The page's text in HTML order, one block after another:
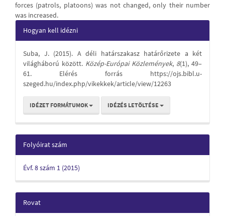
forces (patrols, platoons) was not changed, only their number
was increased.
Article
Details
Hogyan kell idézni
Suba, J. (2015). A déli határszakasz határőrizete a két
világháború között. Közép-Európai Közlemények, 8(1), 49–
61. Elérés forrás https://ojs.bibl.u-
szeged.hu/index.php/vikekkek/article/view/12263
IDÉZET FORMÁTUMOK IDÉZÉS LETÖLTÉSE
Folyóirat szám
Évf. 8 szám 1 (2015)
Rovat